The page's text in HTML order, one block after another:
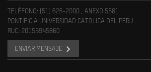
TELÉFONO: (51) 626-2000 , ANEXO 5581
PONTIFICIA UNIVERSIDAD CATOLICA DEL PERU
RUC: 20155945860
ENVIAR MENSAJE